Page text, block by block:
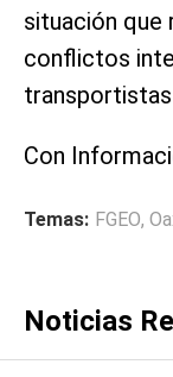
situación que
conflictos
Con
Temas: FGEO,
Noticias